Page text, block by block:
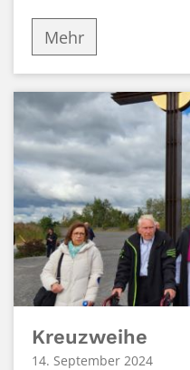
Mehr
Kreuzweihe
14. September 2024